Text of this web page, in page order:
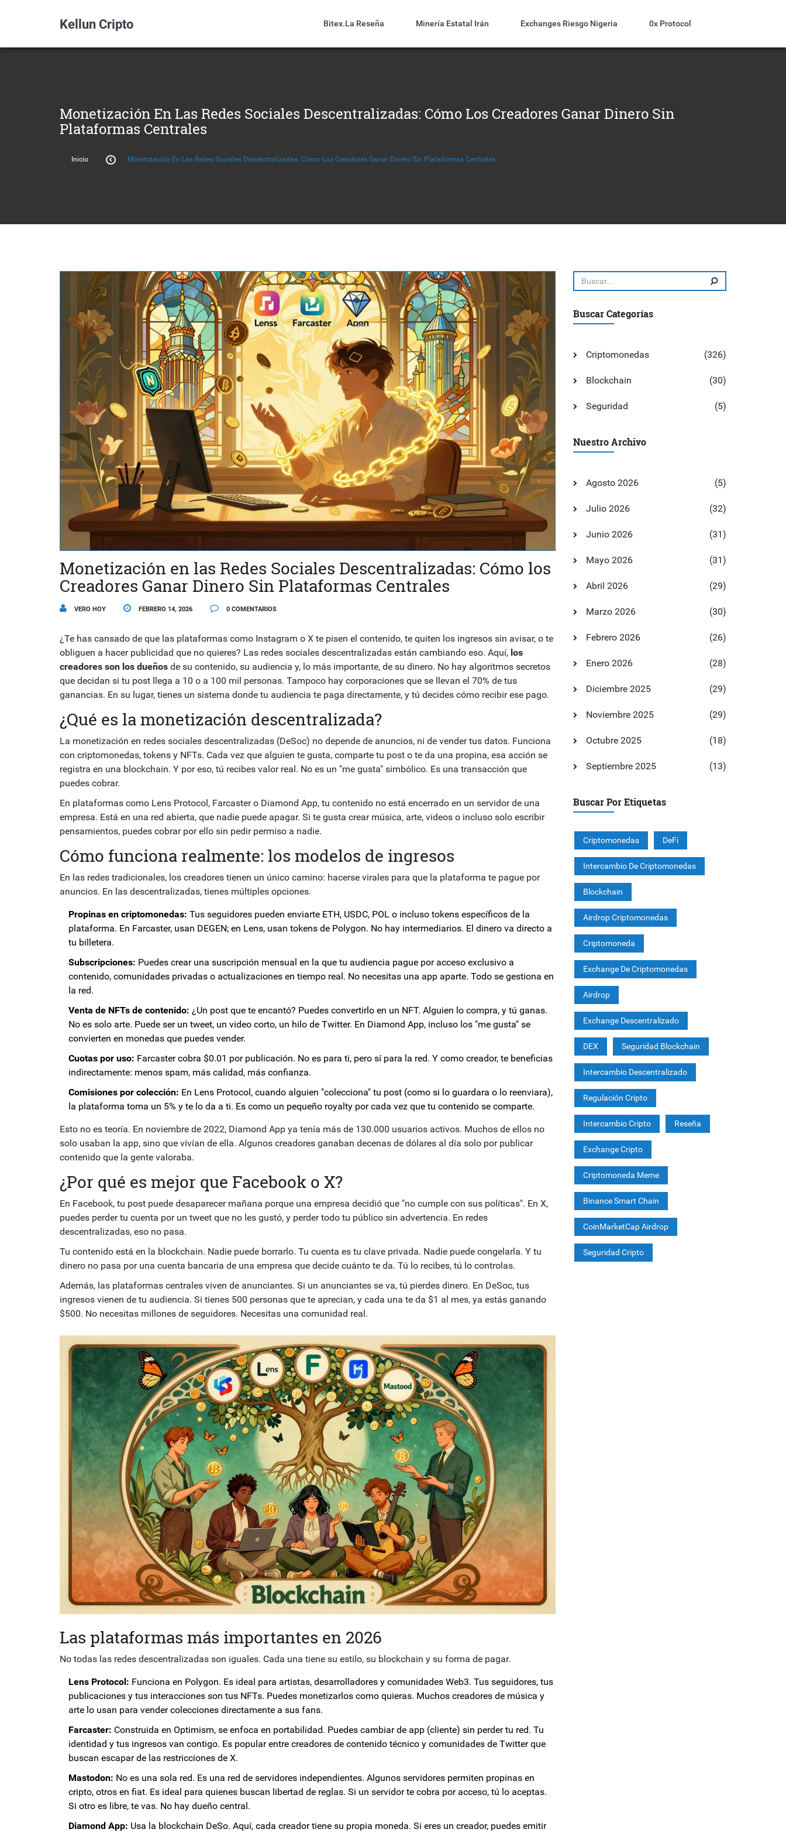
Kellun Cripto Bitex.la Reseña Minería Estatal Irán Exchanges Riesgo Nigeria 0x Protocol
Monetización En Las Redes Sociales Descentralizadas: Cómo Los Creadores Ganar Dinero Sin
Plataformas Centrales
Inicio Monetización En Las Redes Sociales Descentralizadas: Cómo Los Creadores Ganar Dinero Sin Plataformas Centrales
Monetización en las Redes Sociales Descentralizadas: Cómo los
Creadores Ganar Dinero Sin Plataformas Centrales
VERO HOY FEBRERO 14, 2026 0 COMENTARIOS
¿Te has cansado de que las plataformas como Instagram o X te pisen el contenido, te quiten los ingresos sin avisar, o te
obliguen a hacer publicidad que no quieres? Las redes sociales descentralizadas están cambiando eso. Aquí, los
creadores son los dueños de su contenido, su audiencia y, lo más importante, de su dinero. No hay algoritmos secretos
que decidan si tu post llega a 10 o a 100 mil personas. Tampoco hay corporaciones que se llevan el 70% de tus
ganancias. En su lugar, tienes un sistema donde tu audiencia te paga directamente, y tú decides cómo recibir ese pago.
¿Qué es la monetización descentralizada?
La monetización en redes sociales descentralizadas (DeSoc) no depende de anuncios, ni de vender tus datos. Funciona
con criptomonedas, tokens y NFTs. Cada vez que alguien te gusta, comparte tu post o te da una propina, esa acción se
registra en una blockchain. Y por eso, tú recibes valor real. No es un "me gusta" simbólico. Es una transacción que
puedes cobrar.
En plataformas como Lens Protocol, Farcaster o Diamond App, tu contenido no está encerrado en un servidor de una
empresa. Está en una red abierta, que nadie puede apagar. Si te gusta crear música, arte, videos o incluso solo escribir
pensamientos, puedes cobrar por ello sin pedir permiso a nadie.
Cómo funciona realmente: los modelos de ingresos
En las redes tradicionales, los creadores tienen un único camino: hacerse virales para que la plataforma te pague por
anuncios. En las descentralizadas, tienes múltiples opciones.
Propinas en criptomonedas: Tus seguidores pueden enviarte ETH, USDC, POL o incluso tokens específicos de la
plataforma. En Farcaster, usan DEGEN; en Lens, usan tokens de Polygon. No hay intermediarios. El dinero va directo a
tu billetera.
Subscripciones: Puedes crear una suscripción mensual en la que tu audiencia pague por acceso exclusivo a
contenido, comunidades privadas o actualizaciones en tiempo real. No necesitas una app aparte. Todo se gestiona en
la red.
Venta de NFTs de contenido: ¿Un post que te encantó? Puedes convertirlo en un NFT. Alguien lo compra, y tú ganas.
No es solo arte. Puede ser un tweet, un video corto, un hilo de Twitter. En Diamond App, incluso los "me gusta" se
convierten en monedas que puedes vender.
Cuotas por uso: Farcaster cobra $0.01 por publicación. No es para ti, pero sí para la red. Y como creador, te beneficias
indirectamente: menos spam, más calidad, más confianza.
Comisiones por colección: En Lens Protocol, cuando alguien "colecciona" tu post (como si lo guardara o lo reenviara),
la plataforma toma un 5% y te lo da a ti. Es como un pequeño royalty por cada vez que tu contenido se comparte.
Esto no es teoría. En noviembre de 2022, Diamond App ya tenía más de 130.000 usuarios activos. Muchos de ellos no
solo usaban la app, sino que vivían de ella. Algunos creadores ganaban decenas de dólares al día solo por publicar
contenido que la gente valoraba.
¿Por qué es mejor que Facebook o X?
En Facebook, tu post puede desaparecer mañana porque una empresa decidió que "no cumple con sus políticas". En X,
puedes perder tu cuenta por un tweet que no les gustó, y perder todo tu público sin advertencia. En redes
descentralizadas, eso no pasa.
Tu contenido está en la blockchain. Nadie puede borrarlo. Tu cuenta es tu clave privada. Nadie puede congelarla. Y tu
dinero no pasa por una cuenta bancaria de una empresa que decide cuánto te da. Tú lo recibes, tú lo controlas.
Además, las plataformas centrales viven de anunciantes. Si un anunciantes se va, tú pierdes dinero. En DeSoc, tus
ingresos vienen de tu audiencia. Si tienes 500 personas que te aprecian, y cada una te da $1 al mes, ya estás ganando
$500. No necesitas millones de seguidores. Necesitas una comunidad real.
Las plataformas más importantes en 2026
No todas las redes descentralizadas son iguales. Cada una tiene su estilo, su blockchain y su forma de pagar.
Lens Protocol: Funciona en Polygon. Es ideal para artistas, desarrolladores y comunidades Web3. Tus seguidores, tus
publicaciones y tus interacciones son tus NFTs. Puedes monetizarlos como quieras. Muchos creadores de música y
arte lo usan para vender colecciones directamente a sus fans.
Farcaster: Construida en Optimism, se enfoca en portabilidad. Puedes cambiar de app (cliente) sin perder tu red. Tu
identidad y tus ingresos van contigo. Es popular entre creadores de contenido técnico y comunidades de Twitter que
buscan escapar de las restricciones de X.
Mastodon: No es una sola red. Es una red de servidores independientes. Algunos servidores permiten propinas en
cripto, otros en fiat. Es ideal para quienes buscan libertad de reglas. Si un servidor te cobra por acceso, tú lo aceptas.
Si otro es libre, te vas. No hay dueño central.
Diamond App: Usa la blockchain DeSo. Aquí, cada creador tiene su propia moneda. Si eres un creador, puedes emitir
Buscar Categorías
Criptomonedas (326)
Blockchain (30)
Seguridad (5)
Nuestro Archivo
Agosto 2026 (5)
Julio 2026 (32)
Junio 2026 (31)
Mayo 2026 (31)
Abril 2026 (29)
Marzo 2026 (30)
Febrero 2026 (26)
Enero 2026 (28)
Diciembre 2025 (29)
Noviembre 2025 (29)
Octubre 2025 (18)
Septiembre 2025 (13)
Buscar Por Etiquetas
Criptomonedas DeFi
Intercambio De Criptomonedas
Blockchain
Airdrop Criptomonedas
Criptomoneda
Exchange De Criptomonedas
Airdrop
Exchange Descentralizado
DEX Seguridad Blockchain
Intercambio Descentralizado
Regulación Cripto
Intercambio Cripto Reseña
Exchange Cripto
Criptomoneda Meme
Binance Smart Chain
CoinMarketCap Airdrop
Seguridad Cripto